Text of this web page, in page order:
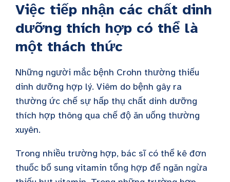
Việc tiếp nhận các chất dinh
dưỡng thích hợp có thể là
một thách thức
Những người mắc bệnh Crohn thường thiếu
dinh dưỡng hợp lý. Viêm do bệnh gây ra
thường ức chế sự hấp thụ chất dinh dưỡng
thích hợp thông qua chế độ ăn uống thường
xuyên.
Trong nhiều trường hợp, bác sĩ có thể kê đơn
thuốc bổ sung vitamin tổng hợp để ngăn ngừa